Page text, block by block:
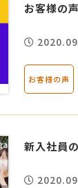
お客様の
お客様の声
新入社員